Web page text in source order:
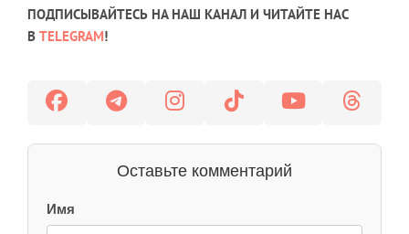
ПОДПИСЫВАЙТЕСЬ НА НАШ КАНАЛ И ЧИТАЙТЕ НАС
В TELEGRAM!
Оставьте комментарий
Имя